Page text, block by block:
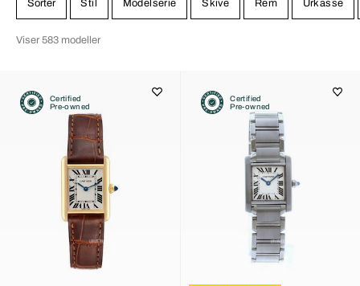
Sorter Stil Modelserie Skive Rem Urkasse
Viser 583 modeller
Certified
Pre-owned
Certified
Pre-owned